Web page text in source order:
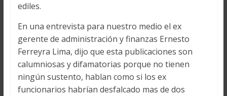
ediles.
En una entrevista para nuestro medio el ex
gerente de administración y finanzas Ernesto
Ferreyra Lima, dijo que esta publicaciones son
calumniosas y difamatorias porque no tienen
ningún sustento, hablan como si los ex
funcionarios habrían desfalcado mas de dos